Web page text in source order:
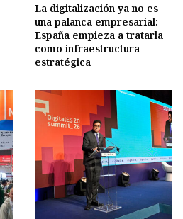
La digitalización ya no es
una palanca empresarial:
España empieza a tratarla
como infraestructura
estratégica